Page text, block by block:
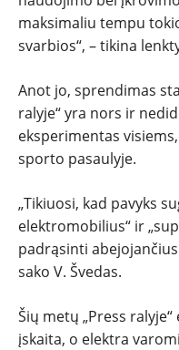
maksimaliu tempu
svarbios“, – tikina
Anot jo, sprendimas
ralyje“ yra nors ir
eksperimentas
sporto pasaulyje.
„Tikiuosi, kad pavyks
elektromobilius“ ir
padrąsinti
sako V. Švedas.
Šių metų „Press
įskaita, o elektra